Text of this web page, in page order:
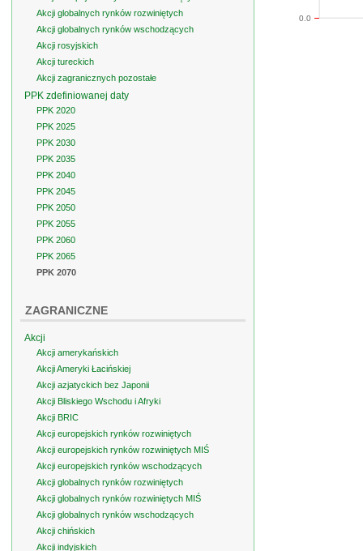
0.0
Akcji globalnych rynków rozwiniętych
Akcji globalnych rynków wschodzących
Akcji rosyjskich
Akcji tureckich
Akcji zagranicznych pozostałe
PPK zdefiniowanej daty
PPK 2020
PPK 2025
PPK 2030
PPK 2035
PPK 2040
PPK 2045
PPK 2050
PPK 2055
PPK 2060
PPK 2065
PPK 2070
ZAGRANICZNE
Akcji
Akcji amerykańskich
Akcji Ameryki Łacińskiej
Akcji azjatyckich bez Japonii
Akcji Bliskiego Wschodu i Afryki
Akcji BRIC
Akcji europejskich rynków rozwiniętych
Akcji europejskich rynków rozwiniętych MIŚ
Akcji europejskich rynków wschodzących
Akcji globalnych rynków rozwiniętych
Akcji globalnych rynków rozwiniętych MIŚ
Akcji globalnych rynków wschodzących
Akcji chińskich
Akcji indyjskich